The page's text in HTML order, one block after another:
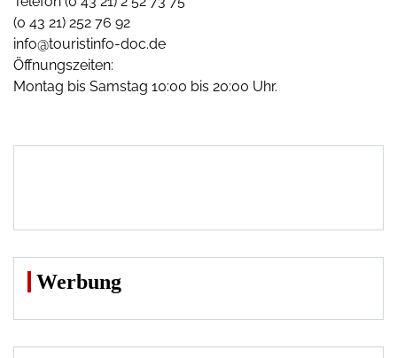
(0 43 21) 252 76 92
info@touristinfo-doc.de
Öffnungszeiten:
Montag bis Samstag 10:00 bis 20:00 Uhr.
Werbung